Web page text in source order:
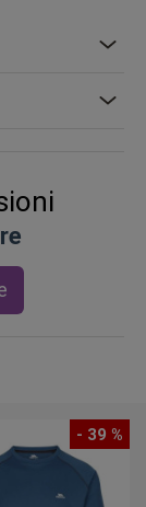
- 39 %